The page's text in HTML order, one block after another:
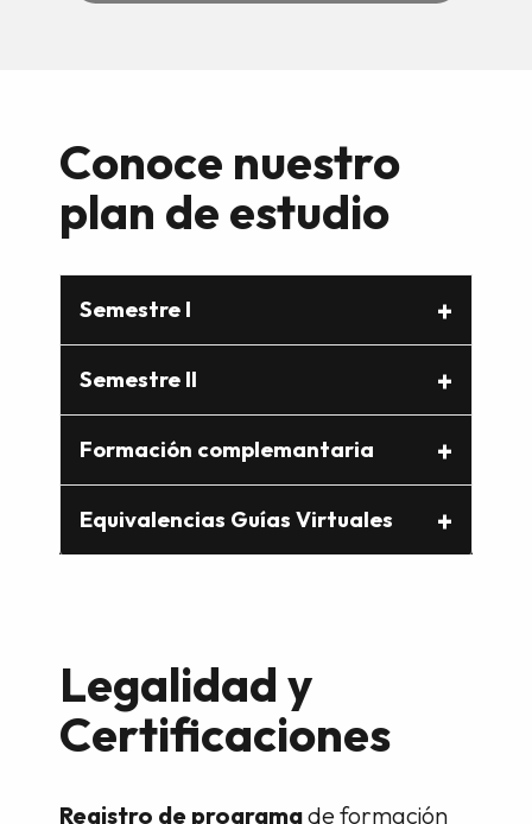
Conoce nuestro
plan de estudio
Semestre I
Semestre II
Formación complemantaria
Equivalencias Guías Virtuales
Legalidad y
Certificaciones
Registro de programade formación